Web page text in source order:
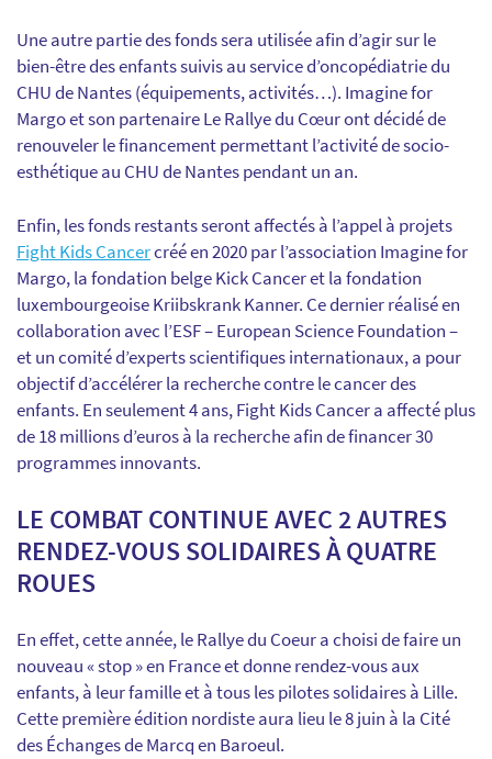
Une autre partie des fonds sera utilisée afin d’agir sur le
bien-être des enfants suivis au service d’oncopédiatrie du
CHU de Nantes (équipements, activités…). Imagine for
Margo et son partenaire Le Rallye du Cœur ont décidé de
renouveler le financement permettant l’activité de socio-
esthétique au CHU de Nantes pendant un an.
Enfin, les fonds restants seront affectés à l’appel à projets
Fight Kids Cancercréé en 2020 par l’association Imagine for
Margo, la fondation belge Kick Cancer et la fondation
luxembourgeoise Kriibskrank Kanner. Ce dernier réalisé en
collaboration avec l’ESF – European Science Foundation –
et un comité d’experts scientifiques internationaux, a pour
objectif d’accélérer la recherche contre le cancer des
enfants. En seulement 4 ans, Fight Kids Cancer a affecté plus
de 18 millions d’euros à la recherche afin de financer 30
programmes innovants.
LE COMBAT CONTINUE AVEC 2 AUTRES
RENDEZ-VOUS SOLIDAIRES À QUATRE
ROUES
En effet, cette année, le Rallye du Coeur a choisi de faire un
nouveau « stop » en France et donne rendez-vous aux
enfants, à leur famille et à tous les pilotes solidaires à Lille.
Cette première édition nordiste aura lieu le 8 juin à la Cité
des Échanges de Marcq en Baroeul.